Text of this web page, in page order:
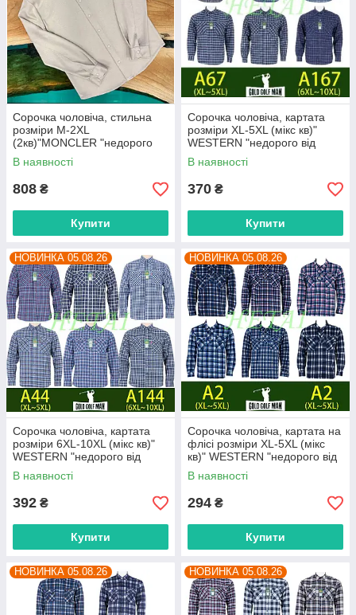
Сорочка чоловіча, стильна
розміри M-2XL
(2кв)"MONCLER "недорого
від прямого постачальника
В наявності
808 ₴
Купити
Сорочка чоловіча, картата
розміри XL-5XL (мікс кв)"
WESTERN "недорого від
прямого постачальника
В наявності
370 ₴
Купити
НОВИНКА 05.08.26
Сорочка чоловіча, картата
розміри 6XL-10XL (мікс кв)"
WESTERN "недорого від
прямого постачальника
В наявності
392 ₴
Купити
НОВИНКА 05.08.26
Сорочка чоловіча, картата на
флісі розміри XL-5XL (мікс
кв)" WESTERN "недорого від
прямого постачальника
В наявності
294 ₴
Купити
НОВИНКА 05.08.26 НОВИНКА 05.08.26